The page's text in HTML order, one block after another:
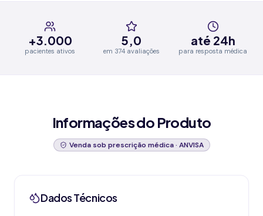
+3.000
pacientes ativos
5,0
em 374 avaliações
até 24h
para resposta médica
Informações do Produto
Venda sob prescrição médica · ANVISA
Dados Técnicos